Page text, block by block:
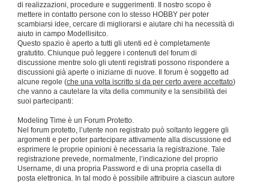
di realizzazioni, procedure e suggerimenti. Il nostro scopo è
mettere in contatto persone con lo stesso HOBBY per poter
scambiarsi idee, cercare di migliorarsi e aiutare chi ha necessità di
aiuto in campo Modellisitco.
Questo spazio è aperto a tutti gli utenti ed è completamente
gratutito. Chiunque può leggere i contenuti del forum di
discussione mentre solo gli utenti registrati possono rispondere a
discussioni già aperte o iniziarne di nuove. Il forum è soggetto ad
alcune regole (che una volta iscritto si da per certo avere accettato)
che vanno a cautelare la vita della community e la sensibilità dei
suoi partecipanti:
Modeling Time è un Forum Protetto.
Nel forum protetto, l’utente non registrato può soltanto leggere gli
argomenti e per poter partecipare attivamente alla discussione ed
esprimere le proprie opinioni è necessaria la registrazione. Tale
registrazione prevede, normalmente, l’indicazione del proprio
Username, di una propria Password e di una propria casella di
posta elettronica. In tal modo è possibile attribuire a ciascun autore